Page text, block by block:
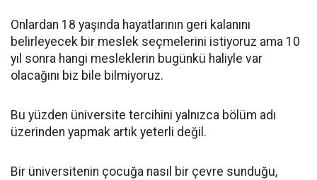
Onlardan 18 yaşında hayatlarının geri kalanını
belirleyecek bir meslek seçmelerini istiyoruz ama 10
yıl sonra hangi mesleklerin bugünkü haliyle var
olacağını biz bile bilmiyoruz.
Bu yüzden üniversite tercihini yalnızca bölüm adı
üzerinden yapmak artık yeterli değil.
Bir üniversitenin çocuğa nasıl bir çevre sunduğu,